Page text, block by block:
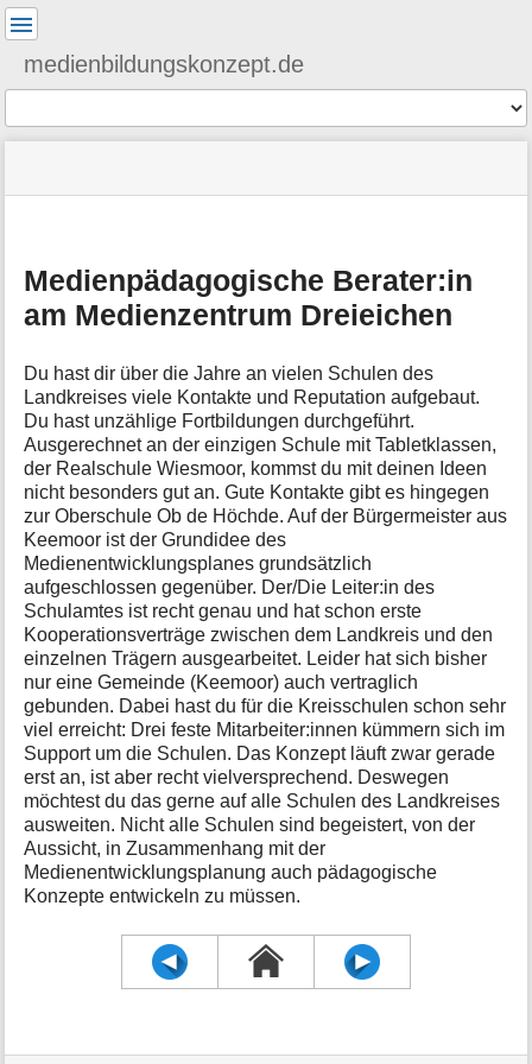
medienbildungskonzept.de
befinden
»
dreieichenmpb
Seiten-
a
n
o
r
m
a
t
i
o
n
e
n
z
u
r
S
e
i
t
e
Medienpädagogische Berater:in
am Medienzentrum Dreieichen
Du hast dir über die Jahre an vielen Schulen des
Landkreises viele Kontakte und Reputation aufgebaut.
Du hast unzählige Fortbildungen durchgeführt.
Ausgerechnet an der einzigen Schule mit Tabletklassen,
der Realschule Wiesmoor, kommst du mit deinen Ideen
nicht besonders gut an. Gute Kontakte gibt es hingegen
zur Oberschule Ob de Höchde. Auf der Bürgermeister aus
Keemoor ist der Grundidee des
Medienentwicklungsplanes grundsätzlich
aufgeschlossen gegenüber. Der/Die Leiter:in des
Schulamtes ist recht genau und hat schon erste
Kooperationsverträge zwischen dem Landkreis und den
einzelnen Trägern ausgearbeitet. Leider hat sich bisher
nur eine Gemeinde (Keemoor) auch vertraglich
gebunden. Dabei hast du für die Kreisschulen schon sehr
viel erreicht: Drei feste Mitarbeiter:innen kümmern sich im
Support um die Schulen. Das Konzept läuft zwar gerade
erst an, ist aber recht vielversprechend. Deswegen
möchtest du das gerne auf alle Schulen des Landkreises
ausweiten. Nicht alle Schulen sind begeistert, von der
Aussicht, in Zusammenhang mit der
Medienentwicklungsplanung auch pädagogische
Konzepte entwickeln zu müssen.